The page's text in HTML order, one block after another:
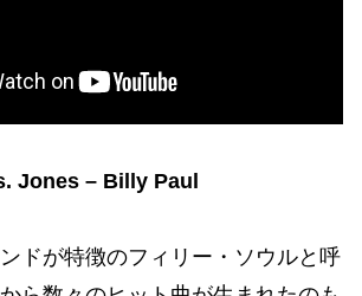
Jones – Billy Paul
ドが特徴のフィリー・ソウルと呼